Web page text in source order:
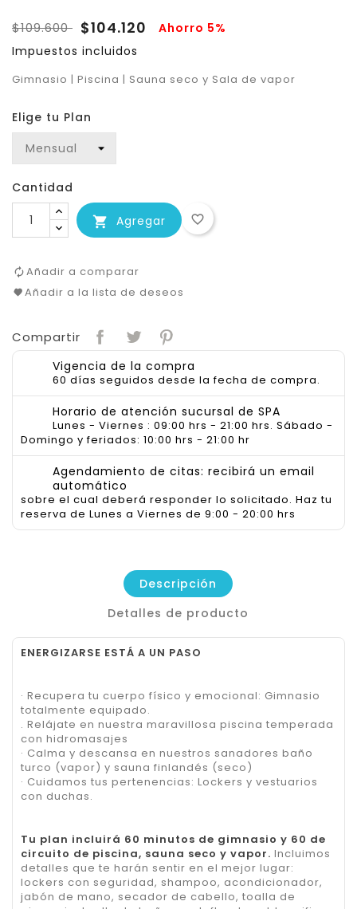
$109.600 $104.120
Ahorro 5%
Impuestos incluidos
Gimnasio | Piscina | Sauna seco y Sala de vapor
Elige tu Plan
Cantidad
 Agregar favorite_border
Añadir a comparar
Añadir a la lista de deseos
Compartir
Vigencia de la compra
60 días seguidos desde la fecha de compra.
Horario de atención sucursal de SPA
Lunes - Viernes : 09:00 hrs - 21:00 hrs. Sábado -
Domingo y feriados: 10:00 hrs - 21:00 hr
Agendamiento de citas: recibirá un email
automático
sobre el cual deberá responder lo solicitado. Haz tu
reserva de Lunes a Viernes de 9:00 - 20:00 hrs
Descripción
Detalles de producto
ENERGIZARSE ESTÁ A UN PASO
· Recupera tu cuerpo físico y emocional: Gimnasio
totalmente equipado.
. Relájate en nuestra maravillosa piscina temperada
con hidromasajes
· Calma y descansa en nuestros sanadores baño
turco (vapor) y sauna finlandés (seco)
· Cuidamos tus pertenencias: Lockers y vestuarios
con duchas.
Tu plan incluirá 60 minutos de gimnasio y 60 de
circuito de piscina, sauna seco y vapor. Incluimos
detalles que te harán sentir en el mejor lugar:
lockers con seguridad, shampoo, acondicionador,
jabón de mano, secador de cabello, toalla de